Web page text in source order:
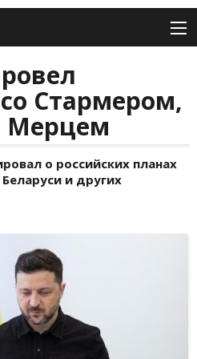
Стармером,
Мерцем
о российских планах
и других